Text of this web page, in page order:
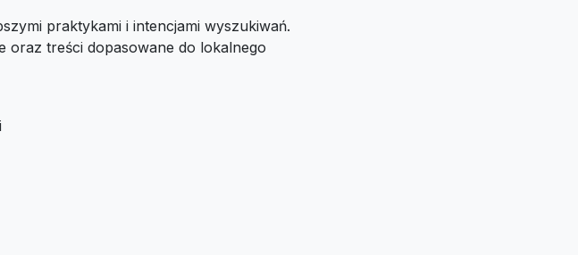
praktykami i intencjami wyszukiwań.
oraz treści dopasowane do lokalnego